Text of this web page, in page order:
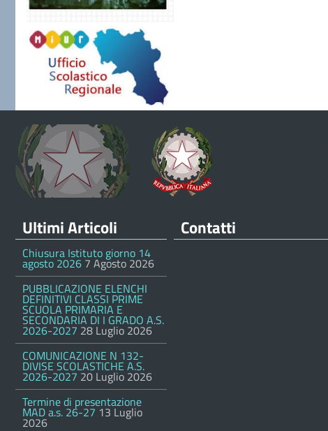
Ultimi Articoli
Chiusura Istituto giorno 14
agosto 2026 7 Agosto 2026
PUBBLICAZIONE ELENCHI
DEFINITIVI CLASSI PRIME
SCUOLA PRIMARIA E
SECONDARIA DI I GRADO A.S.
2026-2027 28 Luglio 2026
COMUNICAZIONE N 132-
DIVISE SCOLASTICHE A.S.
2026-2027 20 Luglio 2026
Termine di presentazione
MAD a.s. 26-27 13 Luglio
2026
Contatti